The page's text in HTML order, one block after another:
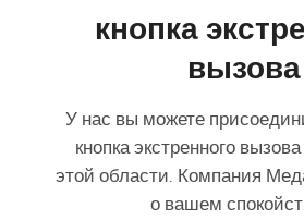
кнопка
вызова
У нас вы можете
кнопка экстренного
этой области. Компания
о вашем